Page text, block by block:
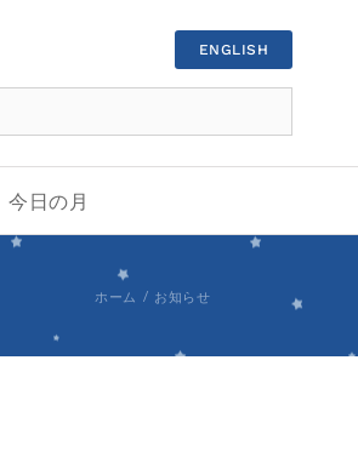
ENGLISH
今日の月
ホーム お知らせ